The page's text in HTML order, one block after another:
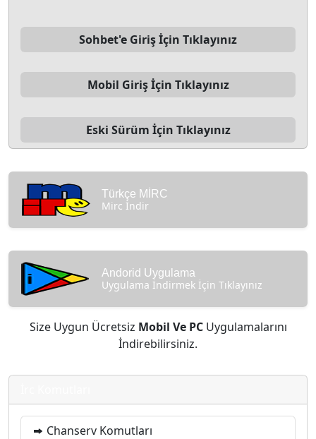
Sohbet'e Giriş İçin Tıklayınız
Mobil Giriş İçin Tıklayınız
Eski Sürüm İçin Tıklayınız
Türkçe MİRC
Mirc İndir
Andorid Uygulama
Uygulama İndirmek İçin Tıklayınız
Size Uygun Ücretsiz Mobil Ve PC Uygulamalarını
İndirebilirsiniz.
Chanserv Komutları